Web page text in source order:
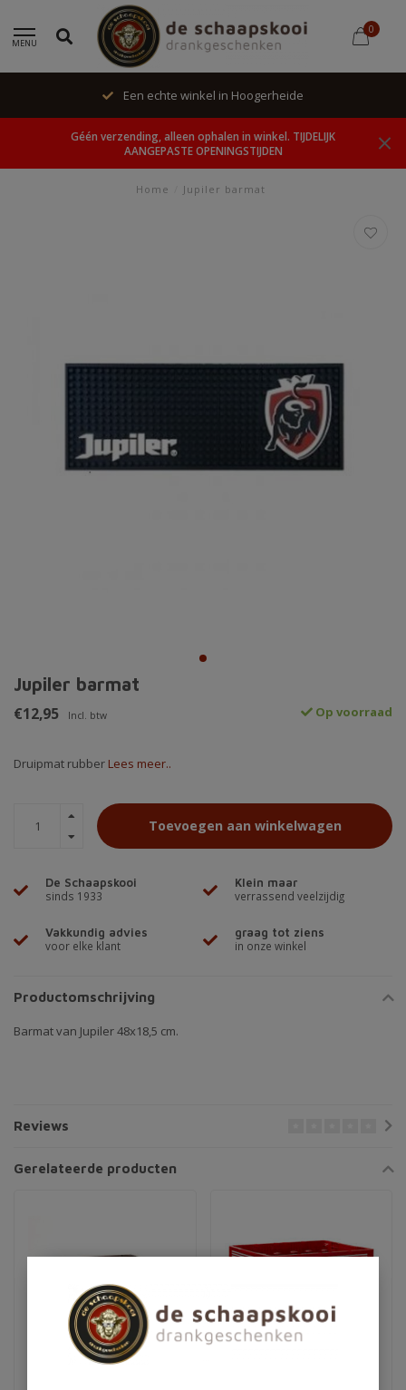
MENU
0
Een echte winkel in Hoogerheide
Géén verzending, alleen ophalen in winkel. TIJDELIJK
AANGEPASTE OPENINGSTIJDEN
Home Jupiler barmat
Jupiler barmat
€12,95 Incl. btw Op voorraad
Druipmat rubber Lees meer..
Toevoegen aan winkelwagen
De Schaapskooi
sinds 1933
Klein maar
verrassend veelzijdig
Vakkundig advies
voor elke klant
graag tot ziens
in onze winkel
Productomschrijving
Barmat van Jupiler 48x18,5 cm.
Reviews
Gerelateerde producten